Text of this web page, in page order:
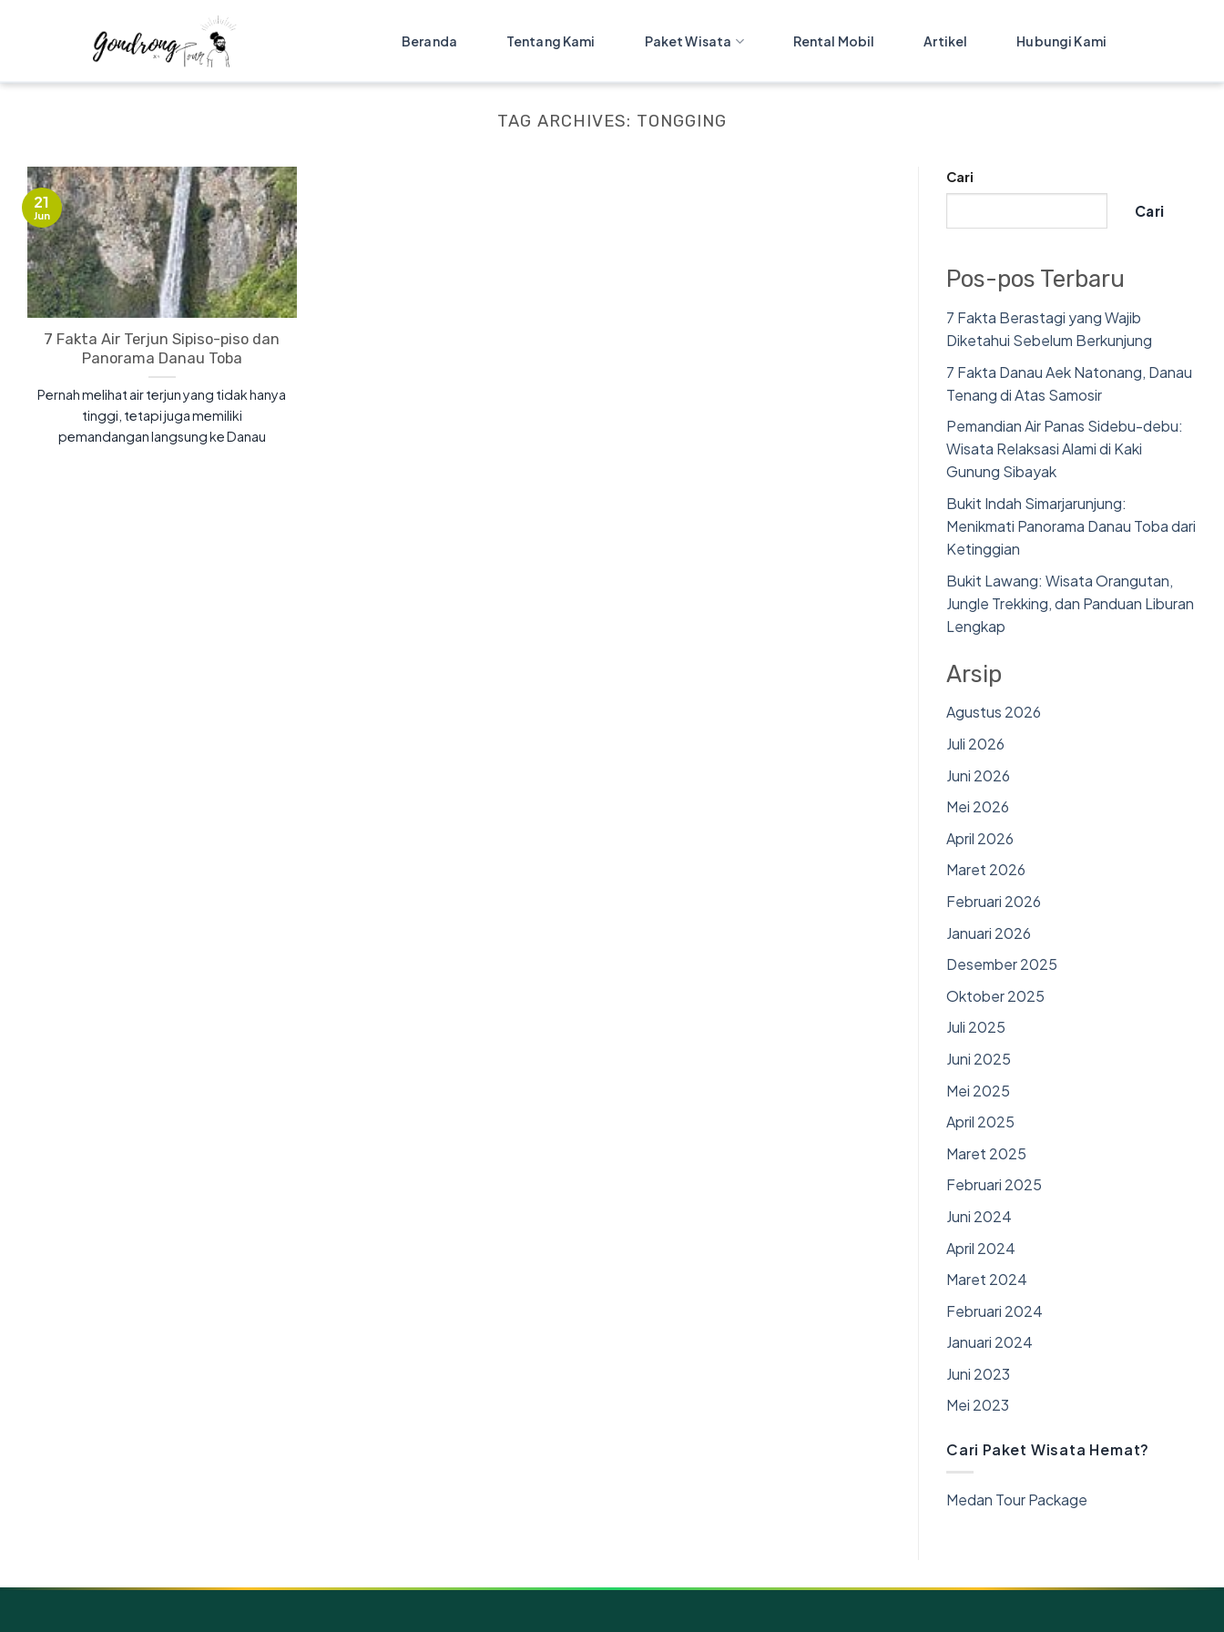
Beranda Tentang Kami Paket Wisata Rental Mobil Artikel Hubungi Kami
TAG ARCHIVES: TONGGING
7 Fakta Air Terjun Sipiso-piso dan
Panorama Danau Toba
Pernah melihat air terjun yang tidak hanya
tinggi, tetapi juga memiliki
pemandangan langsung ke Danau
21
Jun
Cari
Cari
Pos-pos Terbaru
7 Fakta Berastagi yang Wajib
Diketahui Sebelum Berkunjung
7 Fakta Danau Aek Natonang, Danau
Tenang di Atas Samosir
Pemandian Air Panas Sidebu-debu:
Wisata Relaksasi Alami di Kaki
Gunung Sibayak
Bukit Indah Simarjarunjung:
Menikmati Panorama Danau Toba dari
Ketinggian
Bukit Lawang: Wisata Orangutan,
Jungle Trekking, dan Panduan Liburan
Lengkap
Arsip
Agustus 2026
Juli 2026
Juni 2026
Mei 2026
April 2026
Maret 2026
Februari 2026
Januari 2026
Desember 2025
Oktober 2025
Juli 2025
Juni 2025
Mei 2025
April 2025
Maret 2025
Februari 2025
Juni 2024
April 2024
Maret 2024
Februari 2024
Januari 2024
Juni 2023
Mei 2023
Cari Paket Wisata Hemat?
Medan Tour Package